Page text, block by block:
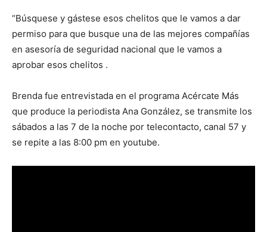
“Búsquese y gástese esos chelitos que le vamos a dar
permiso para que busque una de las mejores compañías
en asesoría de seguridad nacional que le vamos a
aprobar esos chelitos .
Brenda fue entrevistada en el programa Acércate Más
que produce la periodista Ana González, se transmite los
sábados a las 7 de la noche por telecontacto, canal 57 y
se repite a las 8:00 pm en youtube.